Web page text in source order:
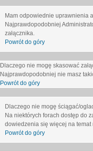
Mam odpowiednie uprawnienia
Najprawdopodobniej
załącznika.
Powrót do góry
Dlaczego nie mogę skasować
Najprawdopodobniej nie masz
Powrót do góry
Dlaczego nie mogę ściągać/
Na niektórych forach dostęp do
dowiedzenia się więcej na
Powrót do góry